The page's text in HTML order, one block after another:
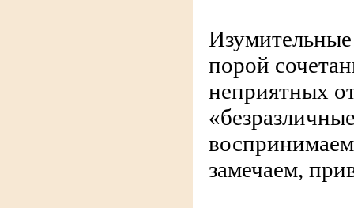
порой
неприятных
замечаем,